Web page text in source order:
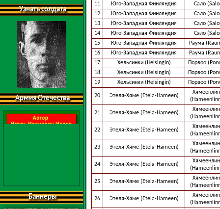
Узнать солдата
Армия Отечества
Баннеры
11
Юго-Западная Финляндия
Сало
12
Юго-Западная Финляндия
Сало
13
Юго-Западная Финляндия
Сало
14
Юго-Западная Финляндия
Сало
15
Юго-Западная Финляндия
Раума
16
Юго-Западная Финляндия
Раума
17
Хельсинки (Helsingin)
Порвоо
18
Хельсинки (Helsingin)
Порвоо
19
Хельсинки (Helsingin) Порвоо
20 Этеля-Хяме (Etela-Hameen)
21 Этеля-Хяме (Etela-Hameen)
22 Этеля-Хяме (Etela-Hameen)
23 Этеля-Хяме (Etela-Hameen)
24 Этеля-Хяме (Etela-Hameen)
25 Этеля-Хяме (Etela-Hameen)
26 Этеля-Хяме (Etela-Hameen)